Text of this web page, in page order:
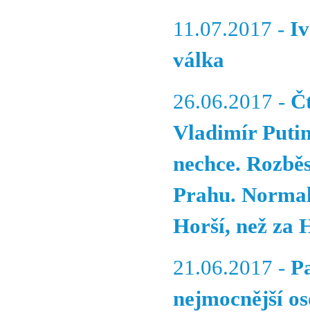
11.07.2017 -
válka
26.06.2017 -
Vladimír
nechce.
Prahu.
Horší, než za
21.06.2017 -
nejmocnější